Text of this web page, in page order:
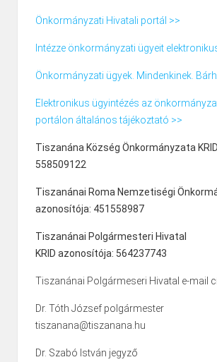
Önkormányzati Hivatali portál >>
Intézze önkormányzati ügyeit
Önkormányzati ügyek. Mindenkinek.
Elektronikus ügyintézés az
portálon általános tájékoztató >>
Tiszanána Község Önkormányzata
558509122
Tiszanánai Roma Nemzetiségi
azonosítója: 451558987
Tiszanánai Polgármesteri Hivatal
KRID azonosítója: 564237743
Tiszanánai Polgármeseri Hivatal e-mail
Dr. Tóth József polgármester
tiszanana@tiszanana.hu
Dr. Szabó István jegyző